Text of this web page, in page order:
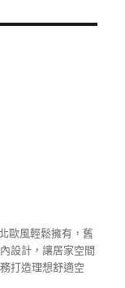
歐風輕鬆擁有，舊
設計，讓居家空間
打造理想舒適空